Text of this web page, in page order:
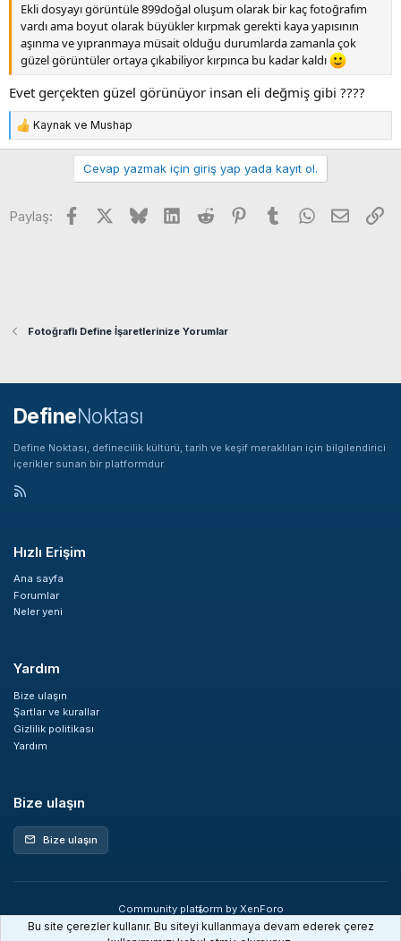
Ekli dosyayı görüntüle 899doğal oluşum olarak bir kaç fotoğrafım
vardı ama boyut olarak büyükler kırpmak gerekti kaya yapısının
aşınma ve yıpranmaya müsait olduğu durumlarda zamanla çok
güzel görüntüler ortaya çıkabiliyor kırpınca bu kadar kaldı
Evet gerçekten güzel görünüyor insan eli değmiş gibi ????
T
e
l
Kaynak ve Mushap
Cevap yazmak için giriş yap yada kayıt ol.
Paylaş: Facebook BlueskyLinkedIn
Reddit PinterestTumblrWhatsApp
E-posta
Fotoğraflı Define İşaretlerinize Yorumlar
DefineNoktası
Define Noktası, definecilik kültürü, tarih ve keşif meraklıları için bilgilendirici
içerikler sunan bir platformdur.
Hızlı Erişim
Ana sayfa
Forumlar
Neler yeni
Yardım
Bize ulaşın
Şartlar ve kurallar
Gizlilik politikası
Yardım
Bize ulaşın
mail Bize ulaşın
Community platform by XenForo
®
© 2010-2026 XenForo Ltd.
XenDev Forum İstatistik sistemi
Bu site çerezler kullanır. Bu siteyi kullanmaya devam ederek çerez